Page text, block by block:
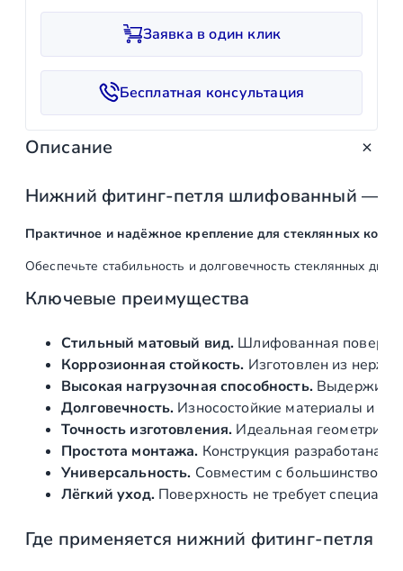
е
в
о
о
а
Н
ж
н
и
й
ф
и
и
г
Заявка в один клик
Бесплатная консультация
Описание
Нижний фитинг‑петля шлифованный —
Практичное инадёжное креплениедля стеклянных
Обеспечьте стабильность и долговечность стеклянных
Ключевые преимущества
Стильный матовый вид. Шлифованная
Коррозионная стойкость. Изготовлен из
Высокая нагрузочная способность.
Долговечность. Износостойкие материалы и
Точность изготовления. Идеальная геометрия
Простота монтажа. Конструкция разработана
Универсальность. Совместим с большинством
Лёгкий уход.Поверхность не требует
Где применяется нижний фитинг‑петля